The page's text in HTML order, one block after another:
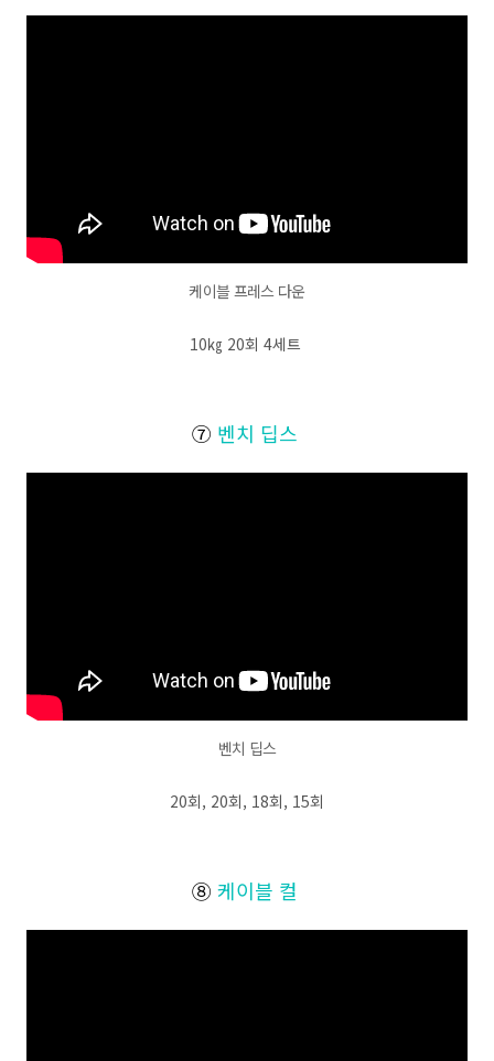
케이블 프레스 다운
10㎏ 20회 4세트
⑦ 벤치 딥스
벤치 딥스
20회, 20회, 18회, 15회
⑧ 케이블 컬